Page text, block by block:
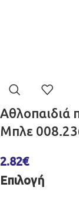
Αθλοπαιδιά
Μπλε
2.82€
Επιλογή